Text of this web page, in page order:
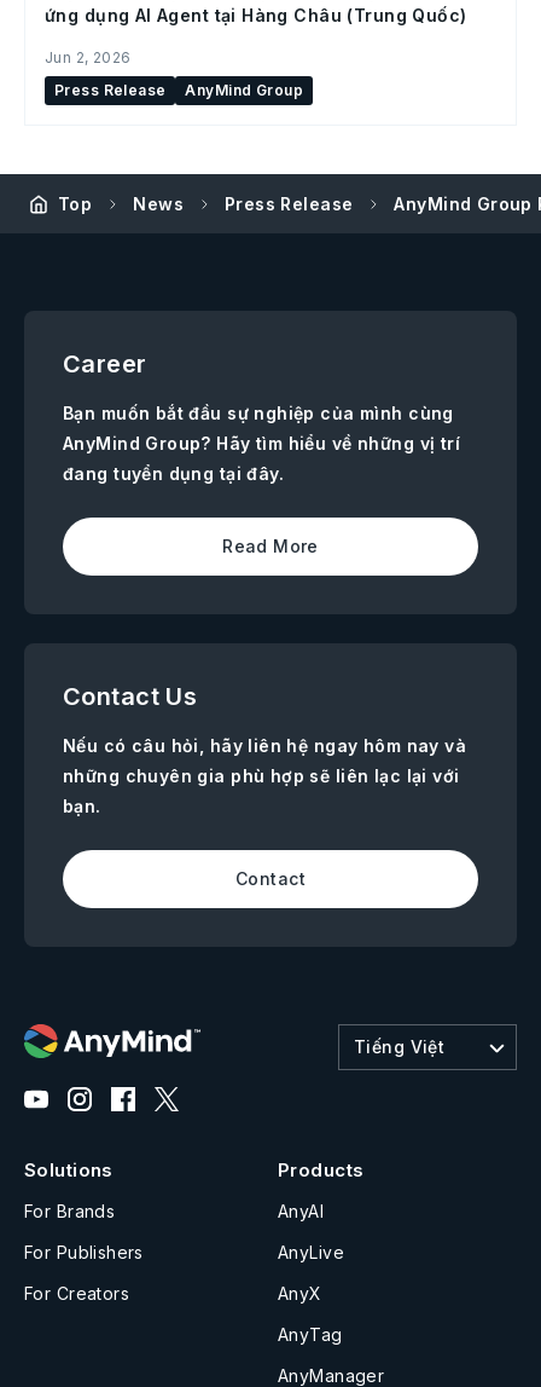
ứng dụng AI Agent tại Hàng Châu (Trung Quốc)
Jun 2, 2026
Press Release
AnyMind Group
Top News Press Release AnyMind Group
Career
Bạn muốn bắt đầu sự nghiệp của mình cùng
AnyMind Group? Hãy tìm hiểu về những vị trí
đang tuyển dụng tại đây.
Read More
Contact Us
Nếu có câu hỏi, hãy liên hệ ngay hôm nay và
những chuyên gia phù hợp sẽ liên lạc lại với
bạn.
Contact
Tiếng Việt
Solutions
For Brands
For Publishers
For Creators
Products
AnyAI
AnyLive
AnyX
AnyTag
AnyManager